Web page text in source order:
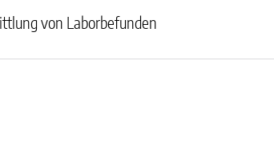
von Laborbefunden